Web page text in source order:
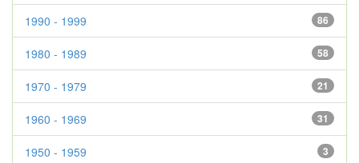
86
1990 - 1999
58
1980 - 1989
21
1970 - 1979
31
1960 - 1969
3
1950 - 1959